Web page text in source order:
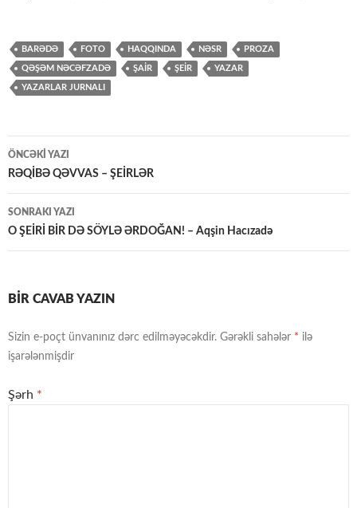
BARƏDƏ FOTO HAQQINDA NƏSR PROZA
QƏŞƏM NƏCƏFZADƏ ŞAİR ŞEİR YAZAR
YAZARLAR JURNALI
Yazılar
üzrə
naviqasiya
ÖNCƏKI YAZI
RƏQİBƏ QƏVVAS – ŞEİRLƏR
SONRAKI YAZI
O ŞEİRİ BİR DƏ SÖYLƏ ƏRDOĞAN! – Aqşin Hacızadə
BIR CAVAB YAZIN
Sizin e-poçt ünvanınız dərc edilməyəcəkdir. Gərəkli sahələr * ilə
işarələnmişdir
Şərh *